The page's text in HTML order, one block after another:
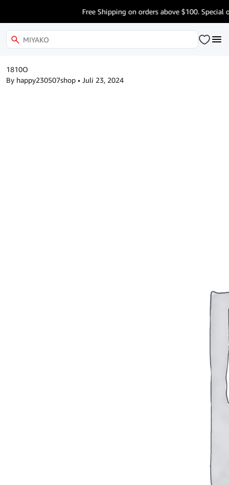
Free Shipping on orders above $100. Special
1810O
By happy230507shop • Juli 23, 2024